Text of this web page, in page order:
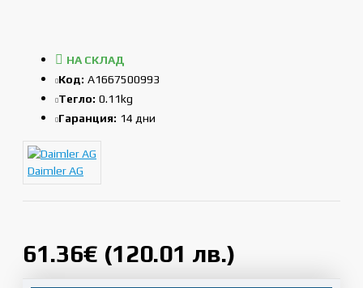
61.36€ (120.01 лв.)
НА СКЛАД
Код: A1667500993
Тегло: 0.11kg
Гаранция: 14 дни
Daimler AG